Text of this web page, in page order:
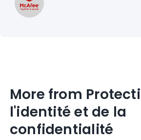
More from
l'identité et de la
confidentialité